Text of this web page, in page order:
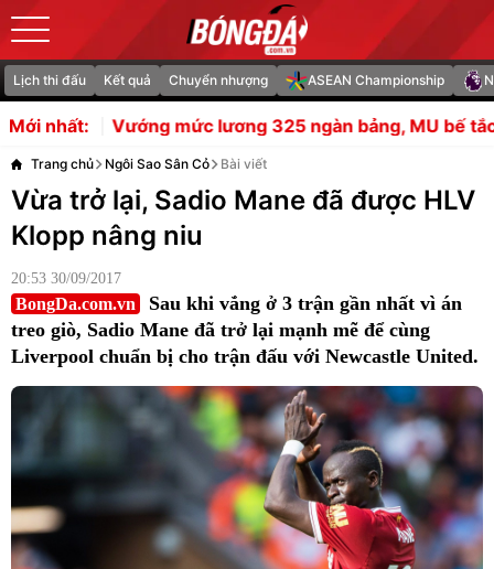
Lịch thi đấu Kết quả Chuyển nhượng ASEAN Championship
Mới nhất:325 ngàn bảng, MU bế tắc vụ bán Rashford Soi
Trang chủ Ngôi Sao Sân Cỏ Bài viết
Vừa trở lại, Sadio Mane đã được HLV
Klopp nâng niu
20:53 30/09/2017
BongDa.com.vn
Sau khi vắng ở 3 trận gần nhất vì án
treo giò, Sadio Mane đã trở lại mạnh mẽ để cùng
Liverpool chuẩn bị cho trận đấu với Newcastle United.